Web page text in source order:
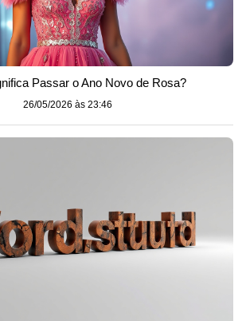
Passar o Ano Novo de Rosa?
26/05/2026 às 23:46